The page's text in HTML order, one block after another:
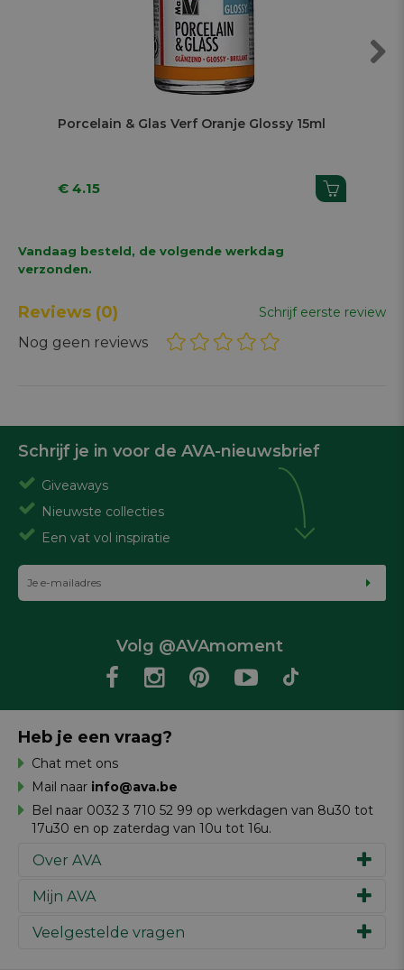
Porcelain & Glas Verf Oranje Glossy 15ml
€ 4.15
Vandaag besteld, de volgende werkdag
verzonden.
Reviews (0) Schrijf eerste review
Nog geen reviews
Schrijf je in voor de AVA-nieuwsbrief
Giveaways
Nieuwste collecties
Een vat vol inspiratie
Volg @AVAmoment
Over AVA
Ons verhaal
Werken bij AVA
Mijn AVA
Inspiratie
Veelgestelde vragen
Heb je een vraag?
Chat met ons
Mail naar info@ava.be
Bel naar 0032 3 710 52 99 op werkdagen van 8u30 tot
17u30 en op zaterdag van 10u tot 16u.